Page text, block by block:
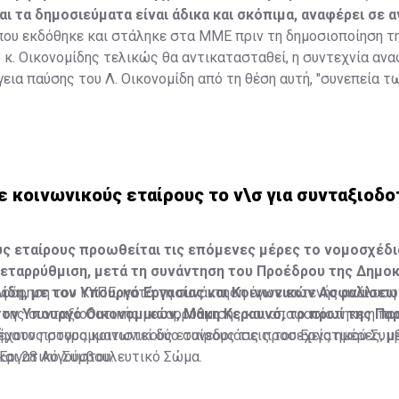
τα δημοσιεύματα είναι άδικα και σκόπιμα, αναφέρει σε
εκδόθηκε και στάληκε στα ΜΜΕ πριν τη δημοσιοποίηση
Οικονομίδης τελικώς θα αντικατασταθεί, η συντεχνία
παύσης του Λ. Οικονομίδη από τη θέση αυτή, "συνεπεία
κοινωνικούς εταίρους το ν\σ για
εταίρους προωθείται τις επόμενες μέρες το
μετά τη συνάντηση του Προέδρου της
με τον Υπουργό Εργασίας και Κοινωνικών
Υπουργό Οικονομικών, Μάκη Κεραυνό, το πρωί της
του ΚΥΠΕ, κατά τη συνάντηση έγινε εκτενής
συνταξιοδοτικής μεταρρύθμισης και αποφασίστηκε η
στους κοινωνικούς εταίρους τις προσεχείς ημέρες,
Συμβουλευτικό Σώμα.
προγραμματιστεί δύο συνεδριάσεις του Εργατικού
28 Αυγούστου.